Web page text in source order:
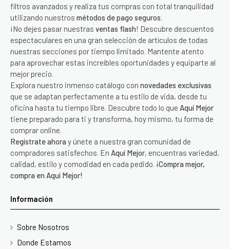
filtros avanzados y realiza tus compras con total tranquilidad
utilizando nuestros métodos de pago seguros.
¡No dejes pasar nuestras ventas flash! Descubre descuentos
espectaculares en una gran selección de artículos de todas
nuestras secciones por tiempo limitado. Mantente atento
para aprovechar estas increíbles oportunidades y equiparte al
mejor precio.
Explora nuestro inmenso catálogo con novedades exclusivas
que se adaptan perfectamente a tu estilo de vida, desde tu
oficina hasta tu tiempo libre. Descubre todo lo que Aquí Mejor
tiene preparado para ti y transforma, hoy mismo, tu forma de
comprar online.
Regístrate ahora y únete a nuestra gran comunidad de
compradores satisfechos. En Aquí Mejor, encuentras variedad,
calidad, estilo y comodidad en cada pedido. ¡Compra mejor,
compra en Aquí Mejor!
Información
Sobre Nosotros
Donde Estamos